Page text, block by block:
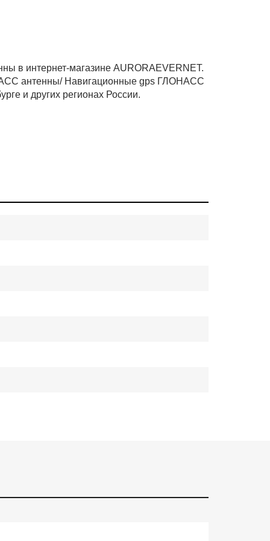
в интернет-магазине AURORAEVERNET.
антенны/ Навигационные gps ГЛОНАСС
и других регионах России.